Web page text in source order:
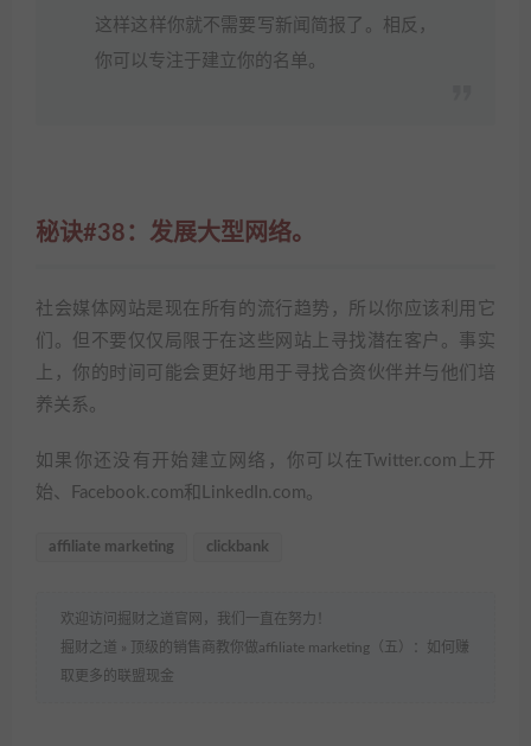
这样这样你就不需要写新闻简报了。相反，
你可以专注于建立你的名单。
秘诀#38：发展大型网络。
社会媒体网站是现在所有的流行趋势，所以你应该利用它
们。但不要仅仅局限于在这些网站上寻找潜在客户。事实
上，你的时间可能会更好地用于寻找合资伙伴并与他们培
养关系。
如果你还没有开始建立网络，你可以在Twitter.com上开
始、Facebook.com和LinkedIn.com。
affiliate marketing clickbank
欢迎访问掘财之道官网，我们一直在努力！
掘财之道 »
顶级的销售商教你做affiliate marketing（五）：如何赚
取更多的联盟现金